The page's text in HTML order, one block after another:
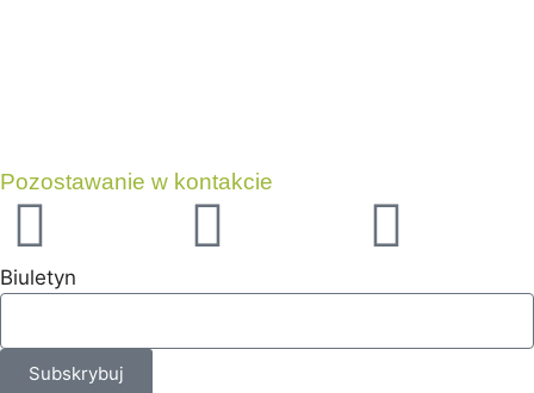
Pozostawanie w kontakcie
Biuletyn
Subskrybuj